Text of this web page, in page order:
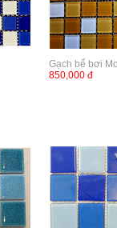
Gạch bể bơi
850,000 đ